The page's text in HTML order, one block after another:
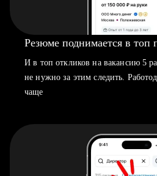
Резюме поднимается в топ
И в топ откликов на вакансию 5
не нужно за этим следить.
чаще